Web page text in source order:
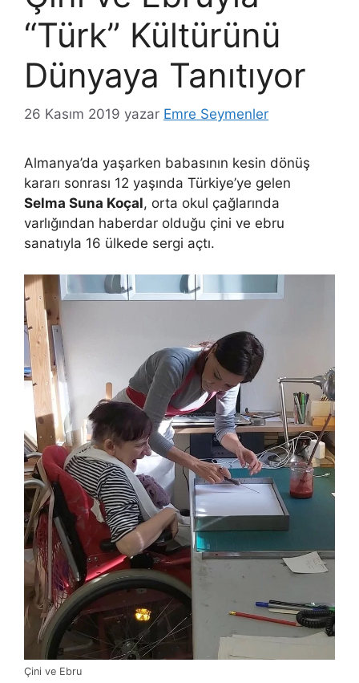
“Türk” Kültürünü
Dünyaya Tanıtıyor
26 Kasım 2019 yazar Emre Seymenler
Almanya’da yaşarken babasının kesin dönüş
kararı sonrası 12 yaşında Türkiye’ye gelen
Selma Suna Koçal, orta okul çağlarında
varlığından haberdar olduğu çini ve ebru
sanatıyla 16 ülkede sergi açtı.
Çini ve Ebru